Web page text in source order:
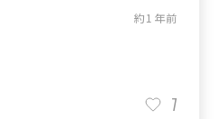
約1年前
7